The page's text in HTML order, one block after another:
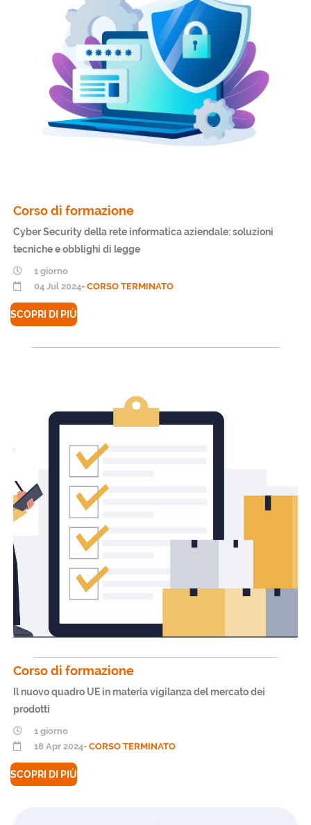
Corso di formazione
Cyber Security della rete informatica aziendale: soluzioni
tecniche e obblighi di legge
1 giorno
04 Jul 2024- CORSO TERMINATO
SCOPRI DI PIÙ
Corso di formazione
Il nuovo quadro UE in materia vigilanza del mercato dei
prodotti
1 giorno
18 Apr 2024- CORSO TERMINATO
SCOPRI DI PIÙ